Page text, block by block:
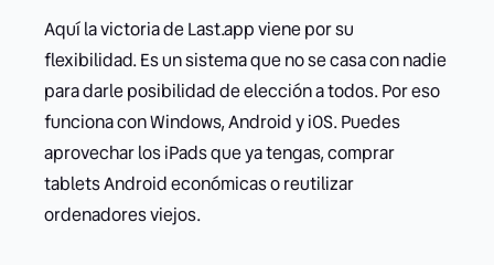
Aquí la victoria de Last.app viene por su
flexibilidad. Es un sistema que no se casa con nadie
para darle posibilidad de elección a todos. Por eso
funciona con Windows, Android y iOS. Puedes
aprovechar los iPads que ya tengas, comprar
tablets Android económicas o reutilizar
ordenadores viejos.